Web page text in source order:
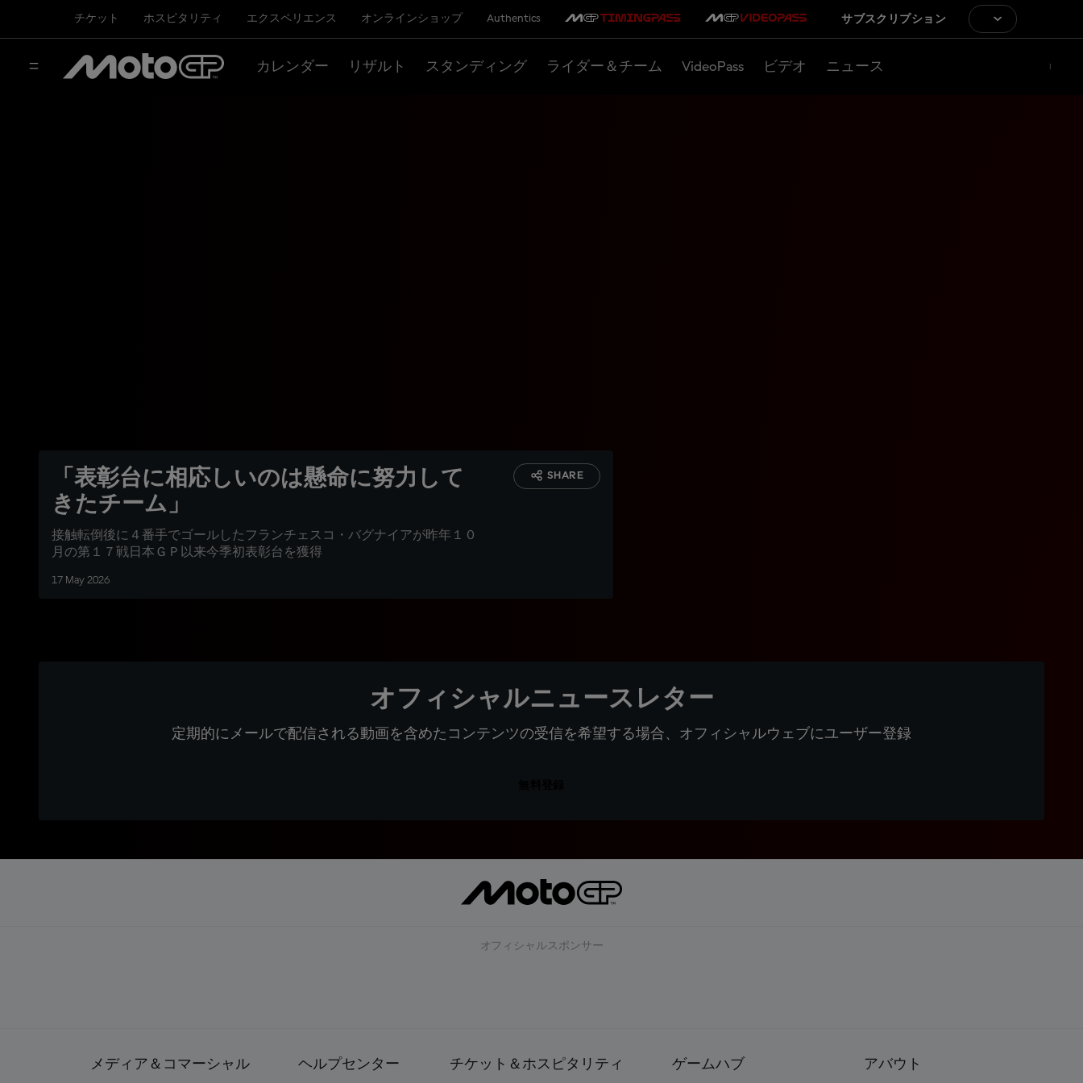
チケット ホスピタリティ エクスペリエンス オンラインショップ Authentics サブスクリプション
カレンダー リザルト スタンディング ライダー＆チーム VideoPass ビデオ ニュース
「表彰台に相応しいのは懸命に努力して
きたチーム」
接触転倒後に４番手でゴールしたフランチェスコ・バグナイアが昨年１０
月の第１７戦日本ＧＰ以来今季初表彰台を獲得
17 May 2026
SHARE
オフィシャルニュースレター
定期的にメールで配信される動画を含めたコンテンツの受信を希望する場合、オフィシャルウェブにユーザー登録
オフィシャルスポンサー
メディア＆コマーシャル ヘルプセンター チケット＆ホスピタリティ ゲームハブ アバウト